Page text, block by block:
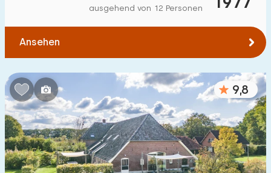
ausgehend von 12 Personen
Ansehen
9,8